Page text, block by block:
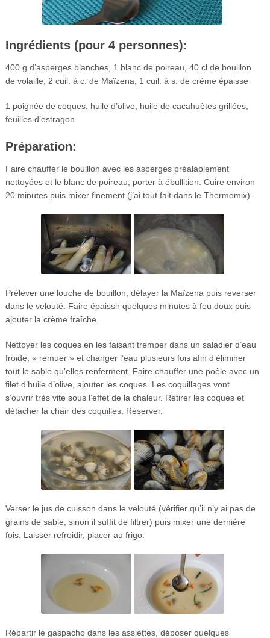
Ingrédients (pour 4 personnes):
400 g d’asperges blanches, 1 blanc de poireau, 40 cl de bouillon
de volaille, 2 cuil. à c. de Maïzena, 1 cuil. à s. de crème épaisse
1 poignée de coques, huile d’olive, huile de cacahuètes grillées,
feuilles d’estragon
Préparation:
Faire chauffer le bouillon avec les asperges préalablement
nettoyées et le blanc de poireau, porter à ébullition. Cuire environ
20 minutes puis mixer finement (j’ai tout fait dans le Thermomix).
Prélever une louche de bouillon, délayer la Maïzena puis reverser
dans le velouté. Faire épaissir quelques minutes à feu doux puis
ajouter la crème fraîche.
Nettoyer les coques en les faisant tremper dans un saladier d’eau
froide; « remuer » et changer l’eau plusieurs fois afin d’éliminer
tout le sable qu’elles renferment. Faire chauffer une poêle avec un
filet d’huile d’olive, ajouter les coques. Les coquillages vont
s’ouvrir très vite sous l’effet de la chaleur. Retirer les coques et
détacher la chair des coquilles. Réserver.
Verser le jus de cuisson dans le velouté (vérifier qu’il n’y ai pas de
grains de sable, sinon il suffit de filtrer) puis mixer une dernière
fois. Laisser refroidir, placer au frigo.
Répartir le gaspacho dans les assiettes, déposer quelques